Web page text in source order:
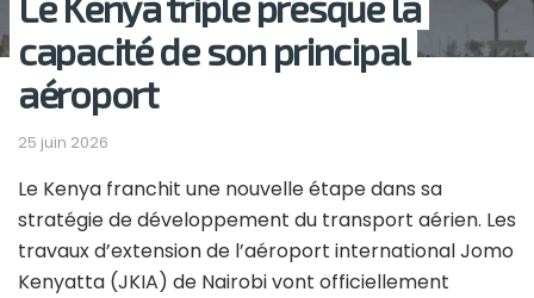
capacité de son principal
aéroport
25 juin 2026
Le Kenya franchit une nouvelle étape dans sa
stratégie de développement du transport aérien. Les
travaux d’extension de l’aéroport international Jomo
Kenyatta (JKIA) de Nairobi vont officiellement